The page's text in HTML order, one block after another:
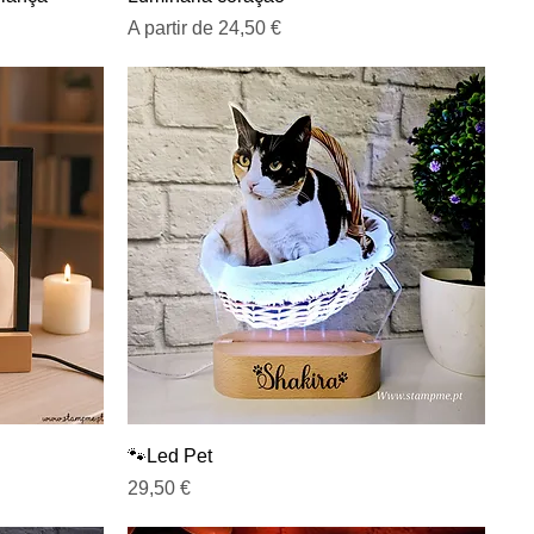
A partir de 24,50 €
Preço promocional
🐾Led Pet
Preço
29,50 €